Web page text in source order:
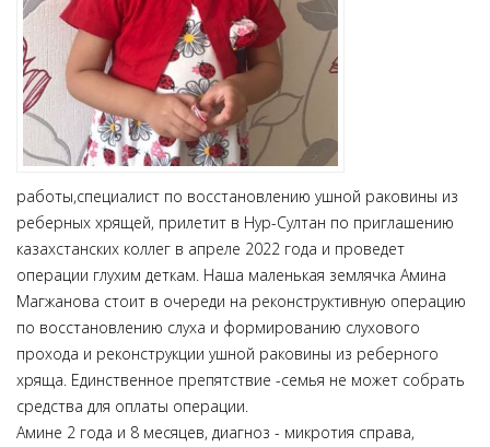
работы,специалист по восстановлению ушной раковины из
реберных хрящей, прилетит в Нур-Султан по приглашению
казахстанских коллег в апреле 2022 года и проведет
операции глухим деткам. Наша маленькая землячка Амина
Магжанова стоит в очереди на реконструктивную операцию
по восстановлению слуха и формированию слухового
прохода и реконструкции ушной раковины из реберного
хряща. Единственное препятствие -семья не может собрать
средства для оплаты операции.
Амине 2 года и 8 месяцев, диагноз - микротия справа,